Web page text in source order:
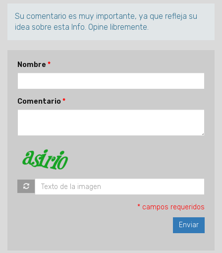
Su comentario es muy importante, ya que refleja su
idea sobre esta Info. Opine libremente.
Nombre
Comentario
* campos requeridos